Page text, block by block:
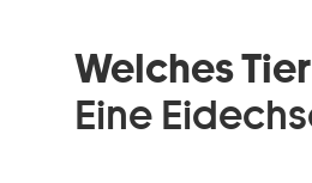
Welches
Eine